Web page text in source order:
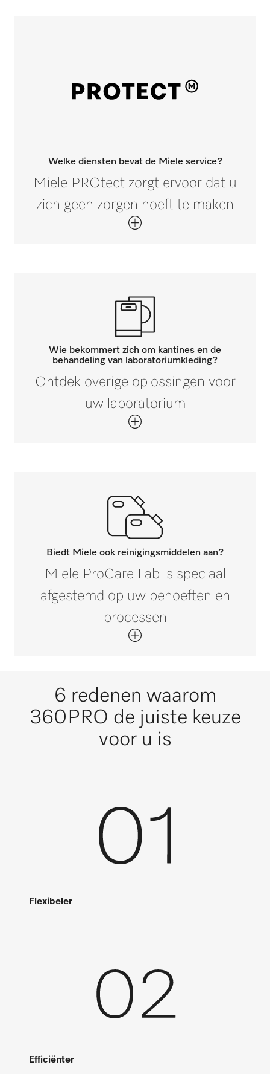
Welke diensten bevat de Miele service?
Miele PROtect zorgt ervoor dat u
zich geen zorgen hoeft te maken
Wie bekommert zich om kantines en de
behandeling van laboratoriumkleding?
Ontdek overige oplossingen voor
uw laboratorium
Biedt Miele ook reinigingsmiddelen aan?
Miele ProCare Lab is speciaal
afgestemd op uw behoeften en
processen
6 redenen waarom
360PRO de juiste keuze
voor u is
Flexibeler
Efficiënter